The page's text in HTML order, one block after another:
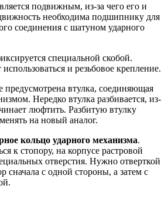
подвижным, из-за чего его и
необходима подшипнику для
соединения с шатуном ударного
специальной скобой.
и резьбовое крепление.
втулка, соединяющая
Нередко втулка разбивается, из-
люфтить. Разбитую втулку
на новый аналог.
кольцо ударного механизма.
к стопору, на корпусе растровой
отверстия. Нужно отверткой
сначала с одной стороны, а затем с